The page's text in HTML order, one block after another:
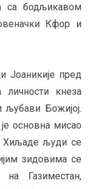
са бодљикавом
Кфор и
Јоаникије пред
личности кнеза
Божијој.
основна мисао
Хиљаде људи се
зидовима се
Газиместан,